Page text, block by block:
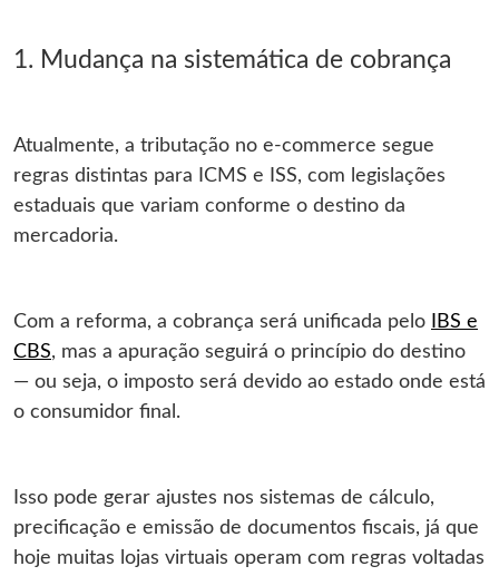
1. Mudança na sistemática de cobrança
Atualmente, a tributação no e-commerce segue
regras distintas para ICMS e ISS, com legislações
estaduais que variam conforme o destino da
mercadoria.
Com a reforma, a cobrança será unificada pelo
IBS e
CBS, mas a apuração seguirá o princípio do destino
— ou seja, o imposto será devido ao estado onde está
o consumidor final.
Isso pode gerar ajustes nos sistemas de cálculo,
precificação e emissão de documentos fiscais, já que
hoje muitas lojas virtuais operam com regras voltadas